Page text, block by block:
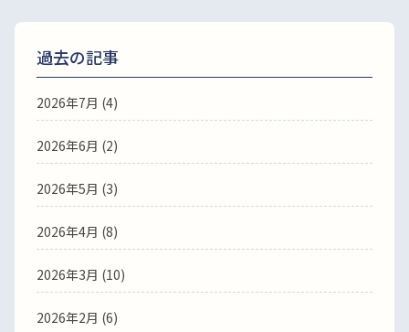
過去の記事
2026年7月 (4)
2026年6月 (2)
2026年5月 (3)
2026年4月 (8)
2026年3月 (10)
2026年2月 (6)